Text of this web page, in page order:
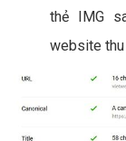
thẻ IMG
website thu